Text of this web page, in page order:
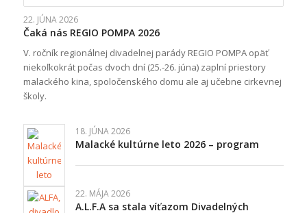
22. JÚNA 2026
Čaká nás REGIO POMPA 2026
V. ročník regionálnej divadelnej parády REGIO POMPA opäť
niekoľkokrát počas dvoch dní (25.-26. júna) zaplní priestory
malackého kina, spoločenského domu ale aj učebne cirkevnej
školy.
18. JÚNA 2026
Malacké kultúrne leto 2026 – program
22. MÁJA 2026
A.L.F.A sa stala víťazom Divadelných